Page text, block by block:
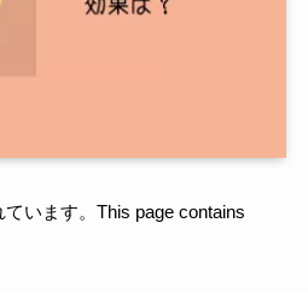
います。This page contains